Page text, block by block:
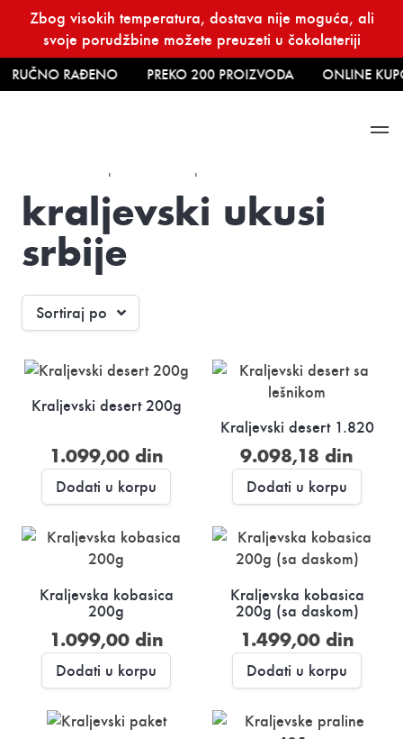
content
Zbog visokih temperatura, dostava nije moguća, ali
svoje porudžbine možete preuzeti u čokolateriji
RUČNO RAĐENO PREKO 200 PROIZVODA ONLINE
kraljevski ukusi
srbije
Sortiraj po
Kraljevski desert 200g
1.099,00 din
Dodati u korpu
Kraljevski desert 1.820
9.098,18 din
Dodati u korpu
Kraljevska kobasica
200g
1.099,00 din
Dodati u korpu
Kraljevska kobasica
200g (sa daskom)
1.499,00 din
Dodati u korpu